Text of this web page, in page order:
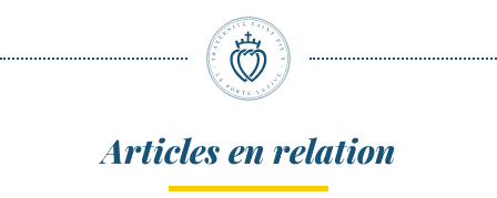
Articles en relation